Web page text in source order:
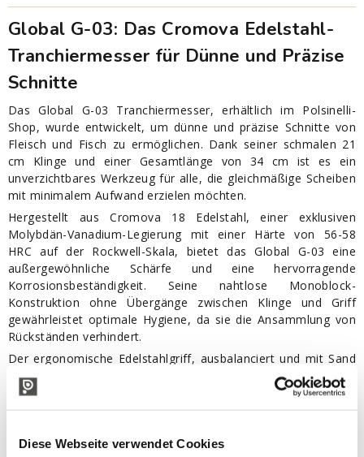
Diese Webseite verwendet Cookies
Global G-03: Das Cromova Edelstahl-
Tranchiermesser für Dünne und Präzise
Schnitte
Das Global G-03 Tranchiermesser, erhältlich im Polsinelli-
Shop, wurde entwickelt, um dünne und präzise Schnitte von
Fleisch und Fisch zu ermöglichen. Dank seiner schmalen 21
cm Klinge und einer Gesamtlänge von 34 cm ist es ein
unverzichtbares Werkzeug für alle, die gleichmäßige Scheiben
mit minimalem Aufwand erzielen möchten.
Hergestellt aus Cromova 18 Edelstahl, einer exklusiven
Molybdän-Vanadium-Legierung mit einer Härte von 56-58
HRC auf der Rockwell-Skala, bietet das Global G-03 eine
außergewöhnliche Schärfe und eine hervorragende
Korrosionsbeständigkeit. Seine nahtlose Monoblock-
Konstruktion ohne Übergänge zwischen Klinge und Griff
gewährleistet optimale Hygiene, da sie die Ansammlung von
Rückständen verhindert.
Der ergonomische Edelstahlgriff, ausbalanciert und mit Sand
gefüllt für eine optimale Gewichtsverteilung, sorgt für einen
komfortablen Griff und eine hervorragende Handhabung,
selbst bei längerem Gebrauch. Diese Eigenschaft ermöglicht
Hand und verbessert die Schnittstabilität.